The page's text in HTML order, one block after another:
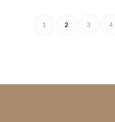
1 2 3 4